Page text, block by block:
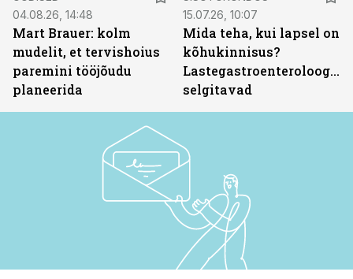
04.08.26, 14:48
Mart Brauer: kolm
mudelit, et tervishoius
paremini tööjõudu
planeerida
15.07.26, 10:07
Mida teha, kui lapsel on
kõhukinnisus?
Lastegastroenteroloogid
selgitavad